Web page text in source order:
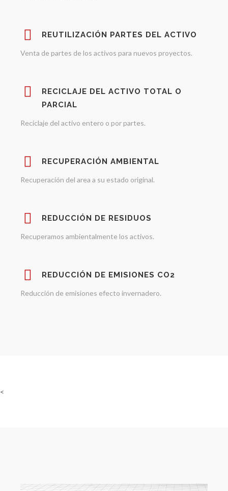
REUTILIZACIÓN PARTES DEL ACTIVO
Venta de partes de los activos para nuevos proyectos.
RECICLAJE DEL ACTIVO TOTAL O
PARCIAL
Reciclaje del activo entero o por partes.
RECUPERACIÓN AMBIENTAL
Recuperación del area a su estado original.
REDUCCIÓN DE RESIDUOS
Recuperamos ambientalmente los activos.
REDUCCIÓN DE EMISIONES CO2
Reducción de emisiones efecto invernadero.
<